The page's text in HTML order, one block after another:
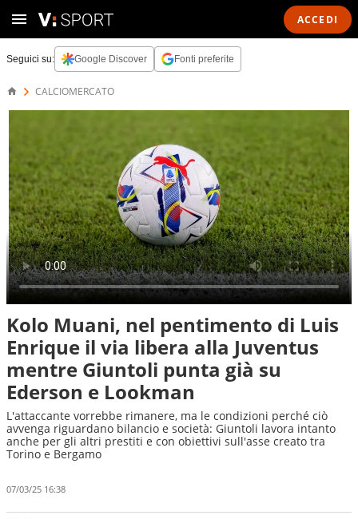
ACCEDI
Seguici su: Google Discover Fonti preferite
CALCIOMERCATO
Kolo Muani, nel pentimento di Luis
Enrique il via libera alla Juventus
mentre Giuntoli punta già su
Ederson e Lookman
L'attaccante vorrebbe rimanere, ma le condizioni perché ciò
avvenga riguardano bilancio e società: Giuntoli lavora intanto
anche per gli altri prestiti e con obiettivi sull'asse creato tra
Torino e Bergamo
07/03/25 16:38